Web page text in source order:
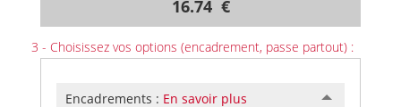
16.74 €
3 - Choisissez vos options (encadrement, passe partout) :
Encadrements : En savoir plus